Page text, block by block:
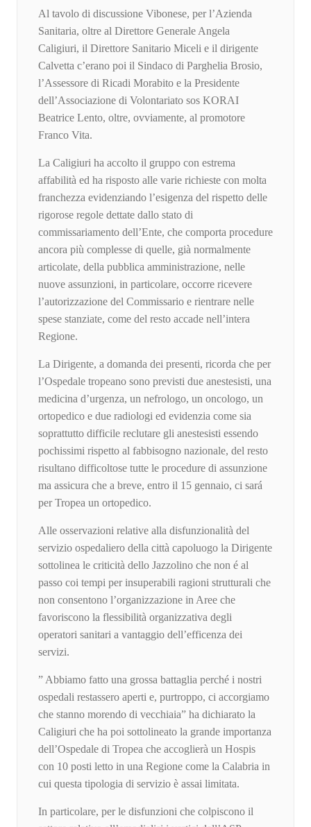
Al tavolo di discussione Vibonese, per l’Azienda
Sanitaria, oltre al Direttore Generale Angela
Caligiuri, il Direttore Sanitario Miceli e il dirigente
Calvetta c’erano poi il Sindaco di Parghelia Brosio,
l’Assessore di Ricadi Morabito e la Presidente
dell’Associazione di Volontariato sos KORAI
Beatrice Lento, oltre, ovviamente, al promotore
Franco Vita.
La Caligiuri ha accolto il gruppo con estrema
affabilità ed ha risposto alle varie richieste con molta
franchezza evidenziando l’esigenza del rispetto delle
rigorose regole dettate dallo stato di
commissariamento dell’Ente, che comporta procedure
ancora più complesse di quelle, già normalmente
articolate, della pubblica amministrazione, nelle
nuove assunzioni, in particolare, occorre ricevere
l’autorizzazione del Commissario e rientrare nelle
spese stanziate, come del resto accade nell’intera
Regione.
La Dirigente, a domanda dei presenti, ricorda che per
l’Ospedale tropeano sono previsti due anestesisti, una
medicina d’urgenza, un nefrologo, un oncologo, un
ortopedico e due radiologi ed evidenzia come sia
soprattutto difficile reclutare gli anestesisti essendo
pochissimi rispetto al fabbisogno nazionale, del resto
risultano difficoltose tutte le procedure di assunzione
ma assicura che a breve, entro il 15 gennaio, ci sará
per Tropea un ortopedico.
Alle osservazioni relative alla disfunzionalità del
servizio ospedaliero della città capoluogo la Dirigente
sottolinea le criticità dello Jazzolino che non é al
passo coi tempi per insuperabili ragioni strutturali che
non consentono l’organizzazione in Aree che
favoriscono la flessibilità organizzativa degli
operatori sanitari a vantaggio dell’efficenza dei
servizi.
” Abbiamo fatto una grossa battaglia perché i nostri
ospedali restassero aperti e, purtroppo, ci accorgiamo
che stanno morendo di vecchiaia” ha dichiarato la
Caligiuri che ha poi sottolineato la grande importanza
dell’Ospedale di Tropea che accoglierà un Hospis
con 10 posti letto in una Regione come la Calabria in
cui questa tipologia di servizio è assai limitata.
In particolare, per le disfunzioni che colpiscono il